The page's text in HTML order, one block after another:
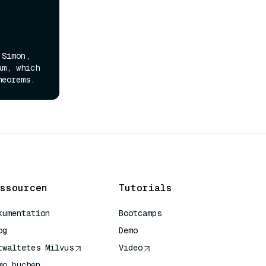
which
Milvus
Tutorials
Bootcamps
Demo
Video